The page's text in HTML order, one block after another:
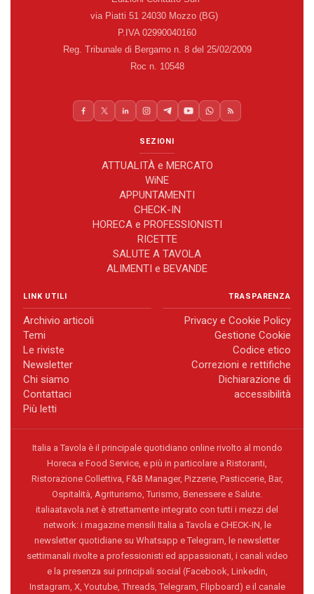
via Piatti 51 24030 Mozzo (BG)
P.IVA 02990040160
Reg. Tribunale di Bergamo n. 8 del 25/02/2009
Roc n. 10548
SEZIONI
ATTUALITÀ e MERCATO
WiNE
APPUNTAMENTI
CHECK-IN
HORECA e PROFESSIONISTI
RICETTE
SALUTE A TAVOLA
ALIMENTI e BEVANDE
LINK UTILI
Archivio articoli
Temi
Le riviste
Newsletter
Chi siamo
Contattaci
Più letti
TRASPARENZA
Privacy e Cookie Policy
Gestione Cookie
Codice etico
Correzioni e rettifiche
Dichiarazione di
accessibilità
Italia a Tavola è il principale quotidiano online rivolto al mondo
Horeca e Food Service, e più in particolare a Ristoranti,
Ristorazione Collettiva, F&B Manager, Pizzerie, Pasticcerie, Bar,
Ospitalità, Agriturismo, Turismo, Benessere e Salute.
italiaatavola.net è strettamente integrato con tutti i mezzi del
network: i magazine mensili Italia a Tavola e CHECK-IN, le
newsletter quotidiane su Whatsapp e Telegram, le newsletter
settimanali rivolte a professionisti ed appassionati, i canali video
e la presenza sui principali social (Facebook, Linkedin,
Instagram, X, Youtube, Threads, Telegram, Flipboard) e il canale